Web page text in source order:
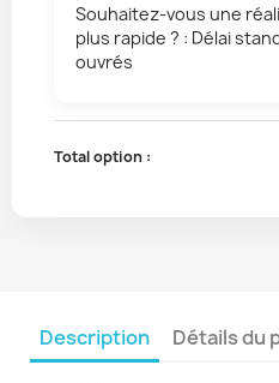
Souhaitez-vous une
plus rapide ? : Délai
ouvrés
Total option :
Description Détails du